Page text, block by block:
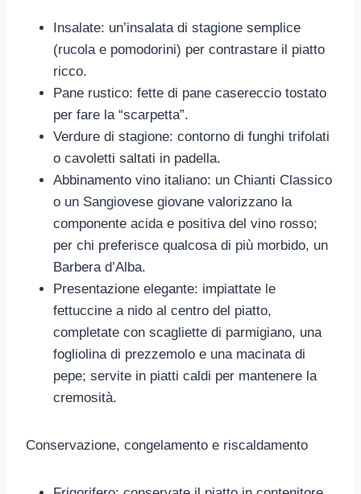
Insalate: un’insalata di stagione semplice
(rucola e pomodorini) per contrastare il piatto
ricco.
Pane rustico: fette di pane casereccio tostato
per fare la “scarpetta”.
Verdure di stagione: contorno di funghi trifolati
o cavoletti saltati in padella.
Abbinamento vino italiano: un Chianti Classico
o un Sangiovese giovane valorizzano la
componente acida e positiva del vino rosso;
per chi preferisce qualcosa di più morbido, un
Barbera d’Alba.
Presentazione elegante: impiattate le
fettuccine a nido al centro del piatto,
completate con scagliette di parmigiano, una
fogliolina di prezzemolo e una macinata di
pepe; servite in piatti caldi per mantenere la
cremosità.
Conservazione, congelamento e riscaldamento